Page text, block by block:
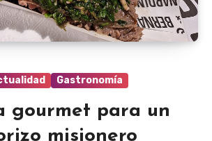
Gastronomía
gourmet para un
misionero